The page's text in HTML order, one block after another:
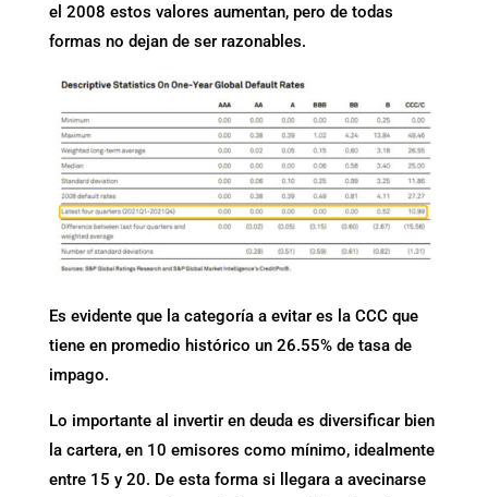
el 2008 estos valores aumentan, pero de todas
formas no dejan de ser razonables.
Es evidente que la categoría a evitar es la CCC que
tiene en promedio histórico un 26.55% de tasa de
impago.
Lo importante al invertir en deuda es diversificar bien
la cartera, en 10 emisores como mínimo, idealmente
entre 15 y 20. De esta forma si llegara a avecinarse